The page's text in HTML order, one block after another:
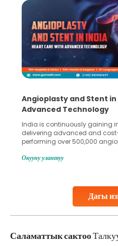
Дагы
Angioplasty and Stent
Advanced Technology
India is continuously gaining
delivering advanced and
performing over 500,000
globe are searching for
Studies, such as one
Окууну улантуу
Саламаттык сактоо